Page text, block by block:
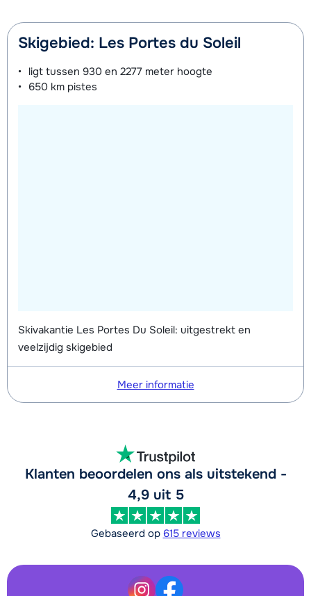
Skigebied: Les Portes du Soleil
ligt tussen 930 en 2277 meter hoogte
650 km pistes
Skivakantie Les Portes Du Soleil: uitgestrekt en
veelzijdig skigebied
Meer informatie
Klanten beoordelen ons als uitstekend -
4,9 uit 5
Gebaseerd op 615 reviews